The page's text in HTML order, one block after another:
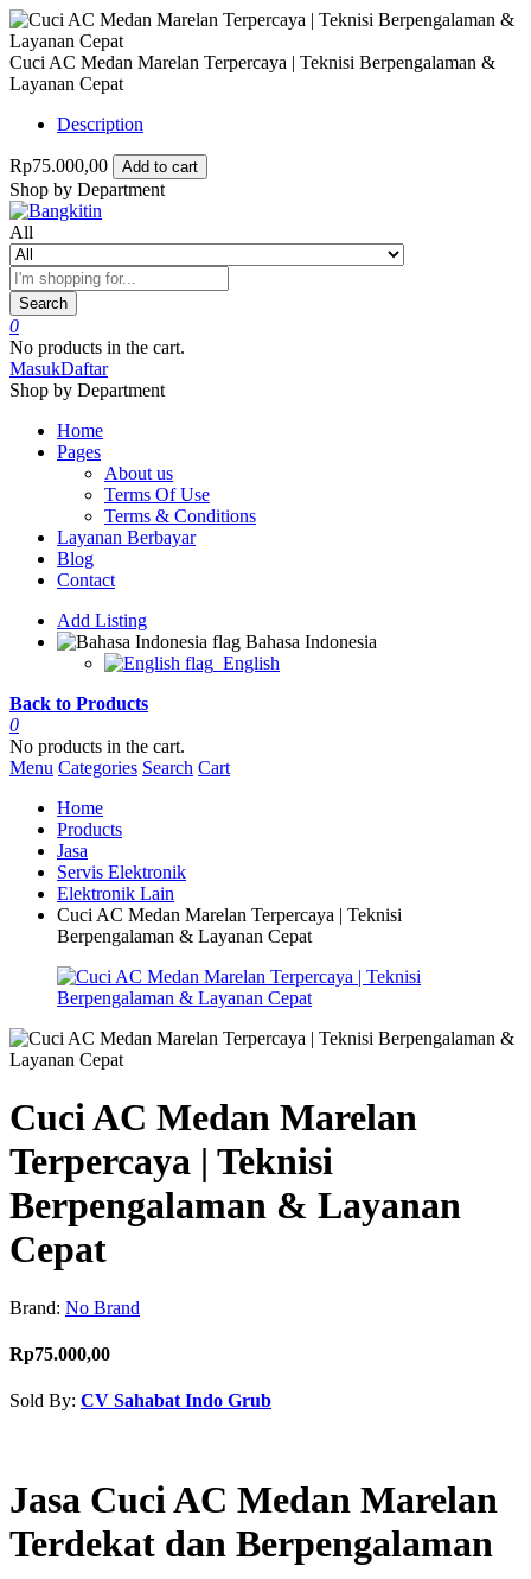
Cuci AC Medan Marelan Terpercaya | Teknisi Berpengalaman &
Layanan Cepat
Description
Rp75.000,00 Add to cart
Shop by Department
All
Search
0
No products in the cart.
MasukDaftar
Shop by Department
Home
Pages
About us
Terms Of Use
Terms & Conditions
Layanan Berbayar
Blog
Contact
Add Listing
Bahasa Indonesia
English
Back to Products
0
No products in the cart.
Menu Categories Search Cart
Home
Products
Jasa
Servis Elektronik
Elektronik Lain
Cuci AC Medan Marelan Terpercaya | Teknisi
Berpengalaman & Layanan Cepat
Cuci AC Medan Marelan
Terpercaya | Teknisi
Berpengalaman & Layanan
Cepat
Brand: No Brand
Rp75.000,00
Sold By: CV Sahabat Indo Grub
Jasa Cuci AC Medan Marelan
Terdekat dan Berpengalaman